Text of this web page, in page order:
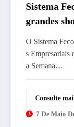
Sistema
grandes
O Sistema
s Empresariais
a Semana…
Consulte
7 De Maio